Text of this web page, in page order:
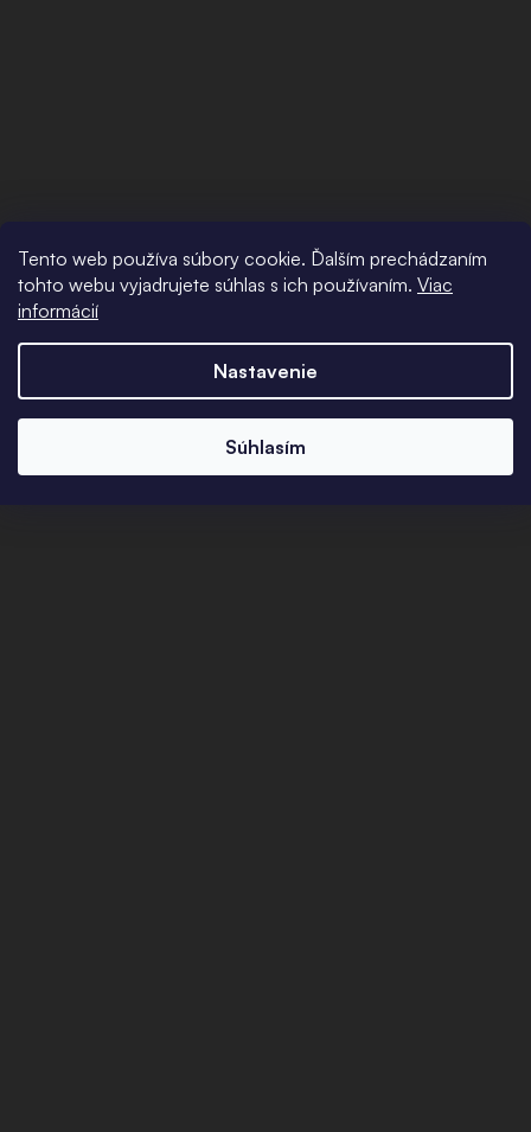
Tento web používa súbory cookie. Ďalším prechádzaním
tohto webu vyjadrujete súhlas s ich používaním. Viac
informácií
Nastavenie
Súhlasím